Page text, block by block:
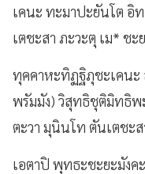
เคนะ ทะมาปะยันโต อิ
เตชะสา ภะวะตุ เม* ชะ
ทุคคาหะทิฏฐิภุชะเคนะ
พรัมมัง) วิสุทธิชุติมิทธิ
ตะวา มุนินโท ตันเตชะ
เอตาปิ พุทธะชะยะมังค